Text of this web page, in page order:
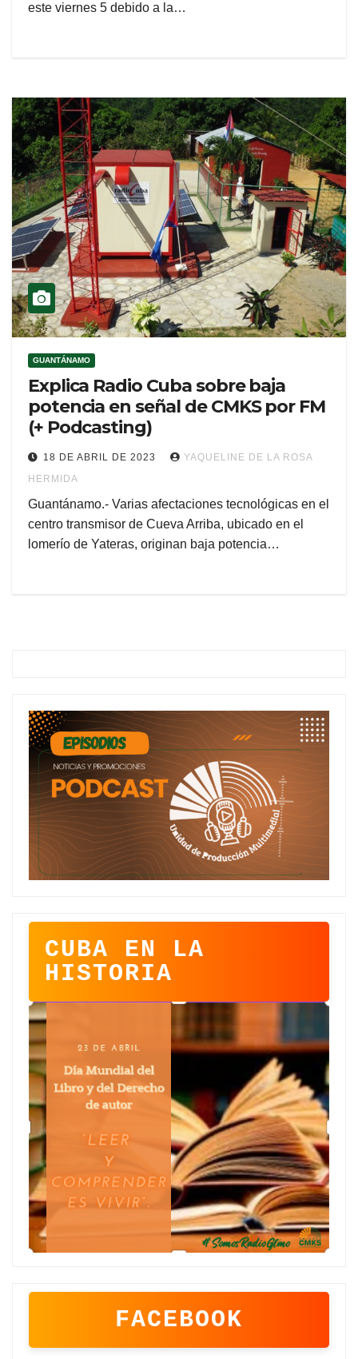
este viernes 5 debido a la…
GUANTÁNAMO
Explica Radio Cuba sobre baja
potencia en señal de CMKS por FM
(+ Podcasting)
18 DE ABRIL DE 2023
YAQUELINE DE LA ROSA
HERMIDA
Guantánamo.- Varias afectaciones tecnológicas en el
centro transmisor de Cueva Arriba, ubicado en el
lomerío de Yateras, originan baja potencia…
CUBA EN LA
HISTORIA
FACEBOOK